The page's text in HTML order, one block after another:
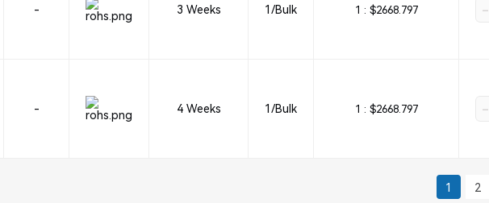
- 3 Weeks 1/Bulk 1 : $2668.797 -
- 4 Weeks 1/Bulk 1 : $2668.797 -
1 2